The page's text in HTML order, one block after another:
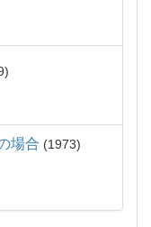
場合
1973